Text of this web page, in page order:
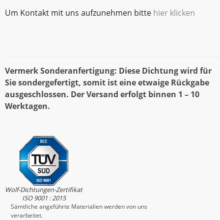
Um Kontakt mit uns aufzunehmen bitte hier klicken
Vermerk Sonderanfertigung: Diese Dichtung wird für
Sie sondergefertigt, somit ist eine etwaige Rückgabe
ausgeschlossen. Der Versand erfolgt binnen 1 – 10
Werktagen.
Wolf-Dichtungen-Zertifikat
ISO 9001 : 2015
Sämtliche angeführte Materialien werden von uns
verarbeitet.